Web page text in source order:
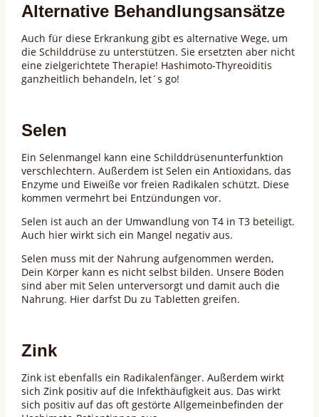
Alternative Behandlungsansätze
Auch für diese Erkrankung gibt es alternative Wege, um
die Schilddrüse zu unterstützen. Sie ersetzten aber nicht
eine zielgerichtete Therapie! Hashimoto-Thyreoiditis
ganzheitlich behandeln, let´s go!
Selen
Ein Selenmangel kann eine Schilddrüsenunterfunktion
verschlechtern. Außerdem ist Selen ein Antioxidans, das
Enzyme und Eiweiße vor freien Radikalen schützt. Diese
kommen vermehrt bei Entzündungen vor.
Selen ist auch an der Umwandlung von T4 in T3 beteiligt.
Auch hier wirkt sich ein Mangel negativ aus.
Selen muss mit der Nahrung aufgenommen werden,
Dein Körper kann es nicht selbst bilden. Unsere Böden
sind aber mit Selen unterversorgt und damit auch die
Nahrung. Hier darfst Du zu Tabletten greifen.
Zink
Zink ist ebenfalls ein Radikalenfänger. Außerdem wirkt
sich Zink positiv auf die Infekthäufigkeit aus. Das wirkt
sich positiv auf das oft gestörte Allgemeinbefinden der